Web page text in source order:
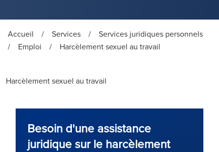
Accueil / Services /
Services juridiques personnels
/
Emploi / Harcèlement sexuel au travail
Harcèlement sexuel au travail
Besoin d'une assistance
juridique sur le harcèlement